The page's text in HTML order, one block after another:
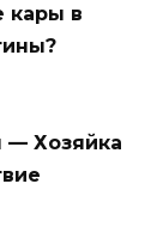
кары в
— Хозяйка